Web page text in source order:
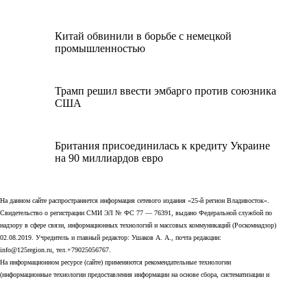
Китай обвинили в борьбе с немецкой
промышленностью
Трамп решил ввести эмбарго против союзника
США
Британия присоединилась к кредиту Украине
на 90 миллиардов евро
На данном сайте распространяется информация сетевого издания «25-й регион Владивосток».
Свидетельство о регистрации СМИ ЭЛ № ФС 77 — 76391, выдано Федеральной службой по
надзору в сфере связи, информационных технологий и массовых коммуникаций (Роскомнадзор)
02.08.2019. Учредитель и главный редактор: Ушаков А. А., почта редакции:
info@125region.ru, тел.+79025056767.
На информационном ресурсе (сайте) применяются рекомендательные технологии
(информационные технологии предоставления информации на основе сбора, систематизации и